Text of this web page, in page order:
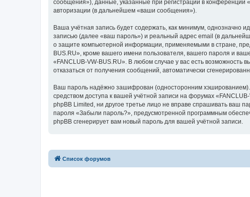
сообщения»), данные, указанные при регистрации в конференции
авторизации (в дальнейшем «ваши сообщения»).
Ваша учётная запись будет содержать, как минимум,
записью (далее «ваш пароль») и реальный адрес email (в
о защите компьютерной информации, применяемыми в стране,
BUS.RU», кроме вашего имени пользователя, вашего пароля и
«FANCLUB-VW-BUS.RU». В любом случае у вас есть возможность
отказаться от получения сообщений, автоматически
Ваш пароль надёжно зашифрован (односторонним хэшированием).
средством доступа к вашей учётной записи на форумах
phpBB Limited, ни другое третье лицо не вправе спрашивать ваш
пароля «Забыли пароль?», предусмотренной программным
phpBB сгенерирует вам новый пароль для вашей учётной записи.
Список форумов